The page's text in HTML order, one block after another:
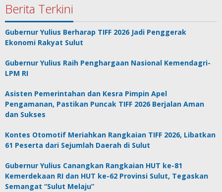
Berita Terkini
Gubernur Yulius Berharap TIFF 2026 Jadi Penggerak
Ekonomi Rakyat Sulut
Gubernur Yulius Raih Penghargaan Nasional Kemendagri-
LPM RI
Asisten Pemerintahan dan Kesra Pimpin Apel
Pengamanan, Pastikan Puncak TIFF 2026 Berjalan Aman
dan Sukses
Kontes Otomotif Meriahkan Rangkaian TIFF 2026, Libatkan
61 Peserta dari Sejumlah Daerah di Sulut
Gubernur Yulius Canangkan Rangkaian HUT ke-81
Kemerdekaan RI dan HUT ke-62 Provinsi Sulut, Tegaskan
Semangat “Sulut Melaju”